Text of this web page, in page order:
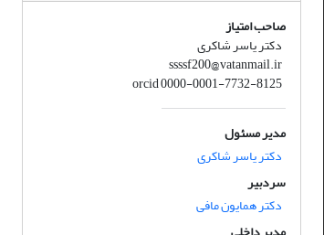
صاحب امتیاز
دکتر یاسر شاکری
ssssf200@vatanmail.ir
orcid 0000-0001-7732-8125
مدیر مسئول
دکتر یاسر شاکری
سردبیر
دکتر همایون مافی